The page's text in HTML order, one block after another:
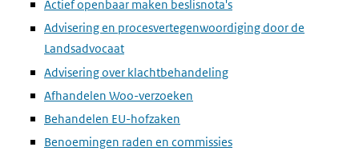
Actief openbaar maken beslisnota's
Advisering en procesvertegenwoordiging door de
Landsadvocaat
Advisering over klachtbehandeling
Afhandelen Woo-verzoeken
Behandelen EU-hofzaken
Benoemingen raden en commissies